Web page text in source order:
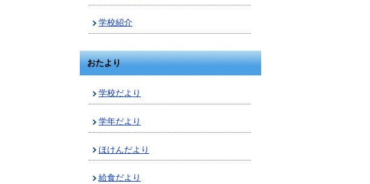
学校紹介
おたより
学校だより
学年だより
ほけんだより
給食だより